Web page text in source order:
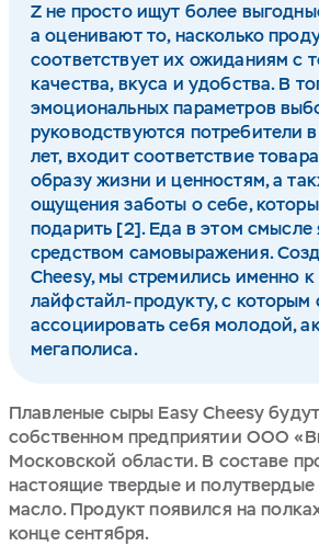
Z не просто ищут более
а оценивают то, насколько
соответствует их ожиданиям с
качества, вкуса и удобства. В
эмоциональных параметров
руководствуются потребители
лет, входит соответствие
образу жизни и ценностям, а
ощущения заботы о себе,
подарить [2]. Еда в этом смысле
средством самовыражения.
Cheesy, мы стремились именно к
лайфстайл-продукту, с которым
ассоциировать себя молодой,
мегаполиса.
Плавленые сыры Easy Cheesy
собственном предприятии ООО
Московской области. В составе
настоящие твердые и
масло. Продукт появился на
конце сентября.